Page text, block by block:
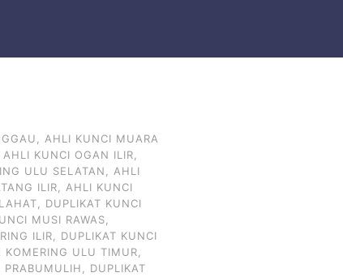
AHLI KUNCI MUARA
AHLI KUNCI OGAN ILIR
ULU SELATAN
AHLI
ILIR
AHLI KUNCI
DUPLIKAT KUNCI
MUSI RAWAS
ILIR
DUPLIKAT KUNCI
KOMERING ULU TIMUR
PRABUMULIH
DUPLIKAT